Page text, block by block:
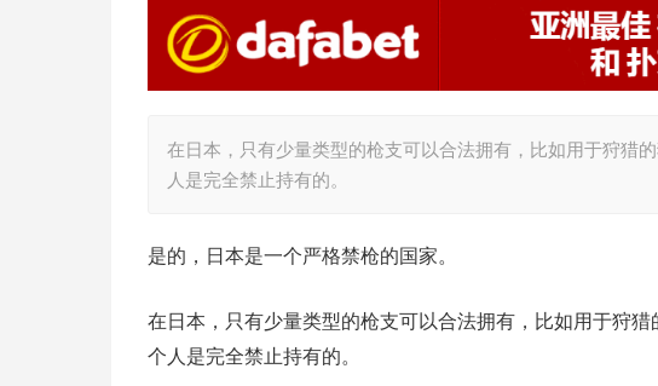
在日本，只有少量类型的枪支可以合法拥有，比如用于狩猎
人是完全禁止持有的。
是的，日本是一个严格禁枪的国家。
在日本，只有少量类型的枪支可以合法拥有，比如用于狩
个人是完全禁止持有的。